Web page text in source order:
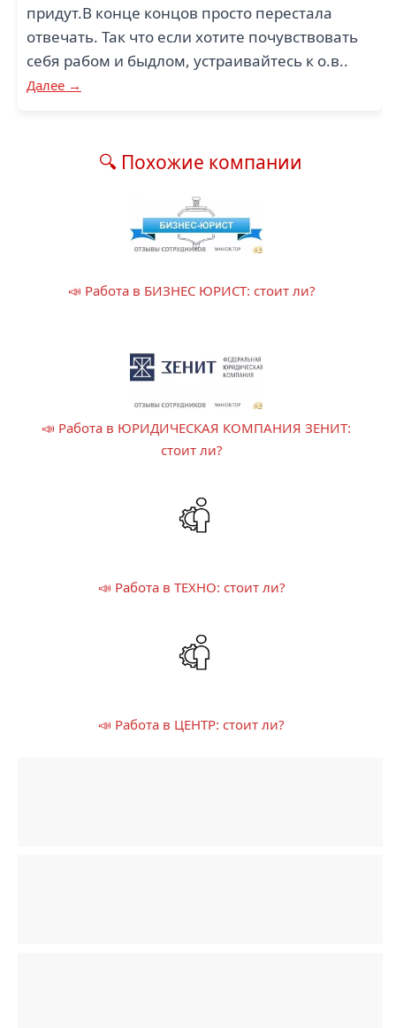
придут.В конце концов просто перестала
отвечать. Так что если хотите почувствовать
себя рабом и быдлом, устраивайтесь к о.в..
Далее →
🔍 Похожие компании
📣 Работа в БИЗНЕС ЮРИСТ: стоит ли?
📣 Работа в ЮРИДИЧЕСКАЯ КОМПАНИЯ ЗЕНИТ:
стоит ли?
📣 Работа в ТЕХНО: стоит ли?
📣 Работа в ЦЕНТР: стоит ли?